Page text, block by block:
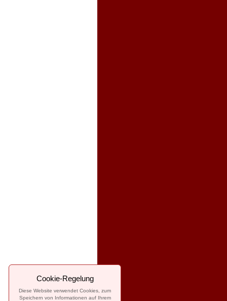
Cookie-Regelung
Diese Website verwendet Cookies, zum
Speichern von Informationen auf Ihrem